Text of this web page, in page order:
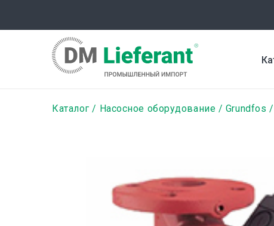
содержанию
Строка
Каталог Насосное оборудование Grundfos